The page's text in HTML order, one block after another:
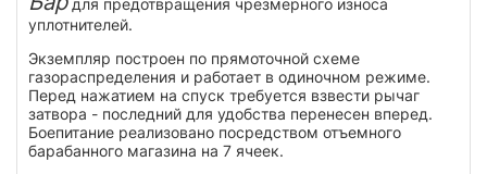
для предотвращения чрезмерного износа
уплотнителей.
Экземпляр построен по прямоточной схеме
газораспределения и работает в одиночном режиме.
Перед нажатием на спуск требуется взвести рычаг
затвора - последний для удобства перенесен вперед.
Боепитание реализовано посредством отъемного
барабанного магазина на 7 ячеек.